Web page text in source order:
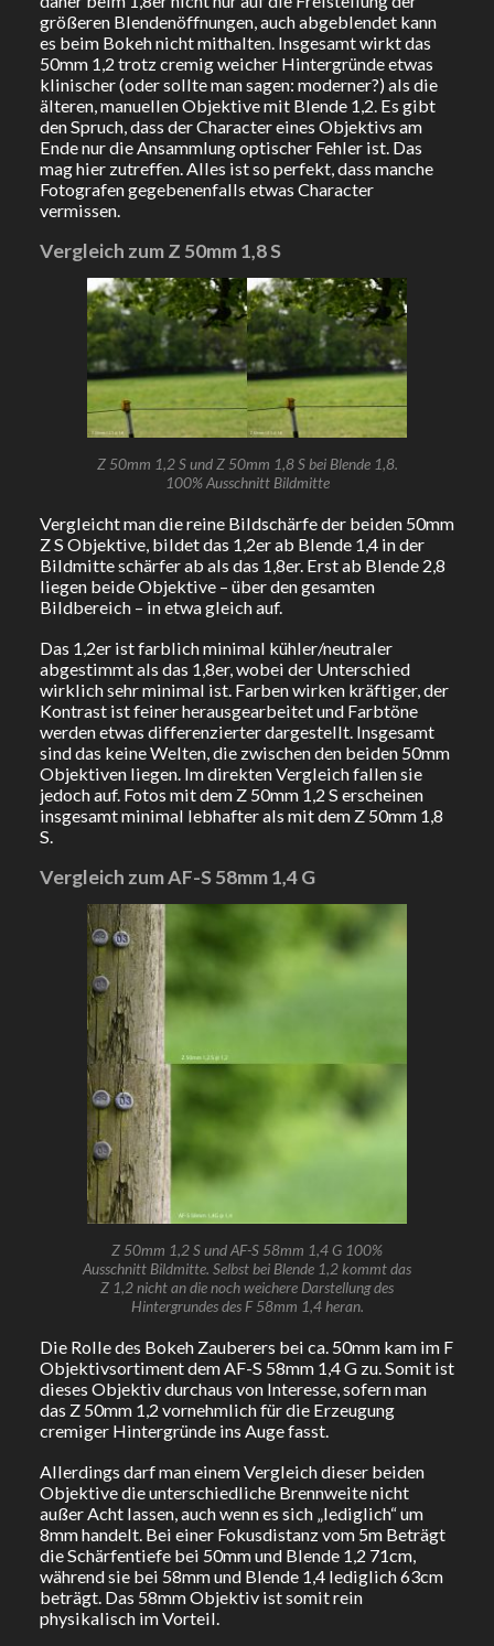
größeren Blendenöffnungen, auch abgeblendet kann
es beim Bokeh nicht mithalten. Insgesamt wirkt das
50mm 1,2 trotz cremig weicher Hintergründe etwas
klinischer (oder sollte man sagen: moderner?) als die
älteren, manuellen Objektive mit Blende 1,2. Es gibt
den Spruch, dass der Character eines Objektivs am
Ende nur die Ansammlung optischer Fehler ist. Das
mag hier zutreffen. Alles ist so perfekt, dass manche
Fotografen gegebenenfalls etwas Character
vermissen.
Vergleich zum Z 50mm 1,8 S
Z 50mm 1,2 S und Z 50mm 1,8 S bei Blende 1,8.
100% Ausschnitt Bildmitte
Vergleicht man die reine Bildschärfe der beiden 50mm
Z S Objektive, bildet das 1,2er ab Blende 1,4 in der
Bildmitte schärfer ab als das 1,8er. Erst ab Blende 2,8
liegen beide Objektive – über den gesamten
Bildbereich – in etwa gleich auf.
Das 1,2er ist farblich minimal kühler/neutraler
abgestimmt als das 1,8er, wobei der Unterschied
wirklich sehr minimal ist. Farben wirken kräftiger, der
Kontrast ist feiner herausgearbeitet und Farbtöne
werden etwas differenzierter dargestellt. Insgesamt
sind das keine Welten, die zwischen den beiden 50mm
Objektiven liegen. Im direkten Vergleich fallen sie
jedoch auf. Fotos mit dem Z 50mm 1,2 S erscheinen
insgesamt minimal lebhafter als mit dem Z 50mm 1,8
S.
Vergleich zum AF-S 58mm 1,4 G
Z 50mm 1,2 S und AF-S 58mm 1,4 G 100%
Ausschnitt Bildmitte. Selbst bei Blende 1,2 kommt das
Z 1,2 nicht an die noch weichere Darstellung des
Hintergrundes des F 58mm 1,4 heran.
Die Rolle des Bokeh Zauberers bei ca. 50mm kam im F
Objektivsortiment dem AF-S 58mm 1,4 G zu. Somit ist
dieses Objektiv durchaus von Interesse, sofern man
das Z 50mm 1,2 vornehmlich für die Erzeugung
cremiger Hintergründe ins Auge fasst.
Allerdings darf man einem Vergleich dieser beiden
Objektive die unterschiedliche Brennweite nicht
außer Acht lassen, auch wenn es sich „lediglich“ um
8mm handelt. Bei einer Fokusdistanz vom 5m Beträgt
die Schärfentiefe bei 50mm und Blende 1,2 71cm,
während sie bei 58mm und Blende 1,4 lediglich 63cm
beträgt. Das 58mm Objektiv ist somit rein
physikalisch im Vorteil.